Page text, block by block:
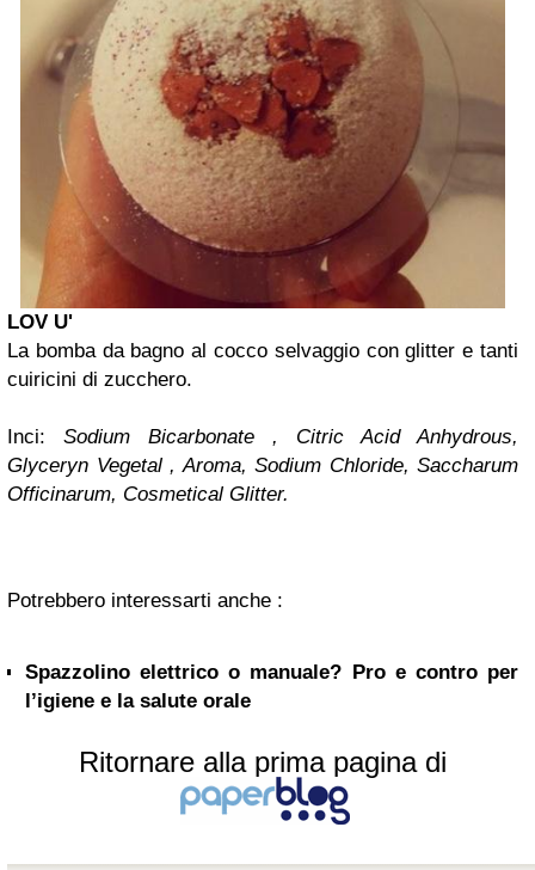
LOV U'
La bomba da bagno al cocco selvaggio con glitter e tanti
cuiricini di zucchero.
Inci:
Sodium Bicarbonate , Citric Acid Anhydrous,
Glyceryn Vegetal , Aroma, Sodium Chloride, Saccharum
Officinarum, Cosmetical Glitter.
Potrebbero interessarti anche :
Spazzolino elettrico o manuale? Pro e contro per
l’igiene e la salute orale
Ritornare alla prima pagina di